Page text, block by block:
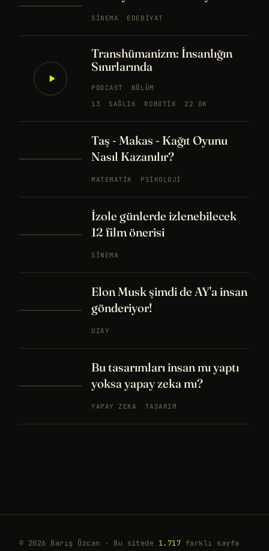
SINEMA EDEBIYAT
Transhümanizm: İnsanlığın
Sınırlarında
PODCAST
BÖLÜM
13
SAĞLIK ROBOTIK 22 DK
Taş - Makas - Kağıt Oyunu
Nasıl Kazanılır?
MATEMATIK PSIKOLOJI
İzole günlerde izlenebilecek
12 film önerisi
SINEMA
Elon Musk şimdi de AY'a insan
gönderiyor!
UZAY
Bu tasarımları insan mı yaptı
yoksa yapay zeka mı?
YAPAY ZEKA TASARIM
© 2026 Barış Özcan · Bu sitede 1.717 farklı sayfa